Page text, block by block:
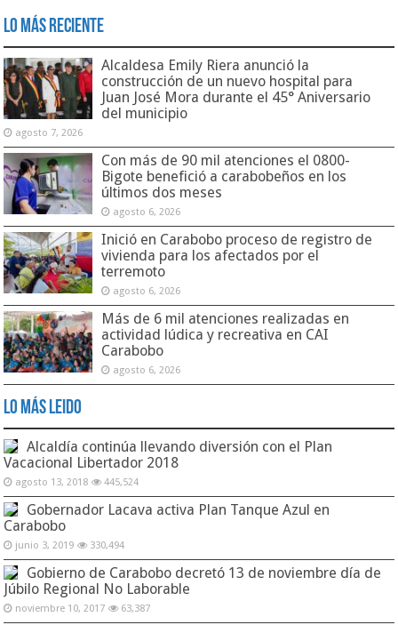
Lo Más Reciente
Alcaldesa Emily Riera anunció la
construcción de un nuevo hospital para
Juan José Mora durante el 45° Aniversario
del municipio
agosto 7, 2026
Con más de 90 mil atenciones el 0800-
Bigote benefició a carabobeños en los
últimos dos meses
agosto 6, 2026
Inició en Carabobo proceso de registro de
vivienda para los afectados por el
terremoto
agosto 6, 2026
Más de 6 mil atenciones realizadas en
actividad lúdica y recreativa en CAI
Carabobo
agosto 6, 2026
Lo Más Leido
Alcaldía continúa llevando diversión con el Plan
Vacacional Libertador 2018
agosto 13, 2018 445,524
Gobernador Lacava activa Plan Tanque Azul en
Carabobo
junio 3, 2019 330,494
Gobierno de Carabobo decretó 13 de noviembre día de
Júbilo Regional No Laborable
noviembre 10, 2017 63,387